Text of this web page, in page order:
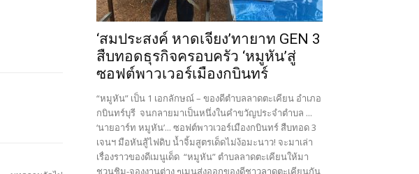
‘สมประสงค์ หาดเจียง’ทายาท GEN 3
สืบทอดธุรกิจครอบครัว ‘หมูหัน’สู่
ซอฟต์พาวเวอร์เมืองกบินทร์
“หมูหัน” เป็น 1 เอกลักษณ์ – ของดีตำบลลาดตะเคียน อำเภอ
กบินทร์บุรี จนกลายมาเป็นหนึ่งในคำขวัญประจำตำบล ...
‘นายอาร์ท หมูหัน’... ซอฟต์พาวเวอร์เมืองกบินทร์ สืบทอด 3
เจนฯ มือหันสู้ไฟดิบ น้ำจิ้มสูตรเด็ดไม่ง้อมะนาว! จะมาเล่า
เรื่องราวของดีเมนูเด็ด “หมูหัน” ตำบลลาดตะเคียนให้มา
ชวนชิม-จองงานต่าง ๆเมนูส่งออกของดีชาวลาดตะเคียนกัน